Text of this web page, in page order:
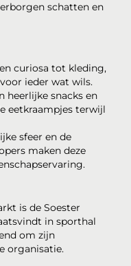
schatten en
curiosa tot kleding,
ieder wat wils.
heerlijke snacks en
eetkraampjes terwijl
sfeer en de
maken deze
is de Soester
in sporthal
om zijn
organisatie.